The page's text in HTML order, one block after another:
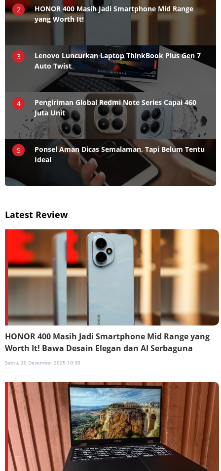
2
HONOR 400 Masih Jadi Smartphone Mid Range
yang Worth It!
3
Lenovo Luncurkan Laptop ThinkBook Plus Gen 7
Auto Twist
4
Pengiriman Global Redmi Note Series Capai 460
Juta Unit
5
Ponsel Aman Dicas Semalaman, Tapi Belum Tentu
Ideal
Latest Review
HONOR 400 Masih Jadi Smartphone Mid Range yang
Worth It! Bawa Desain Elegan dan AI Serbaguna
Sabtu, 20 Desember 2025 10:30